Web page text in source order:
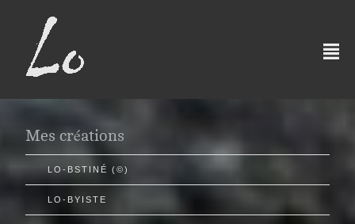
²
Mes créations
LO-BSTINÉ (©)
LO-BYISTE